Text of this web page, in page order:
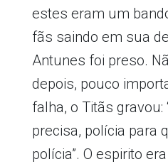
estes eram um
fãs saindo em sua
Antunes foi preso.
depois, pouco
falha, o Titãs gravou:
precisa, polícia para
polícia”. O espirito